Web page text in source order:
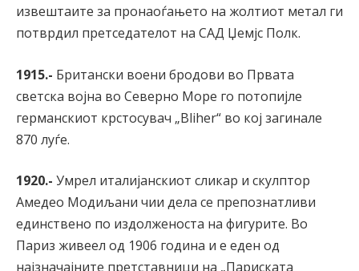
извештаите за пронаоѓањето на жолтиот метал ги
потврдил претседателот на САД Џемјс Полк.
1915.- Британски воени бродови во Првата
светска војна во Северно Море го потопијле
германскиот крстосувач „Bliher“ во кој загинале
870 луѓе.
1920.- Умрел италијанскиот сликар и скулптор
Амедео Модиљани чии дела се препознатливи
единствено по издолженоста на фигурите. Во
Париз живеел од 1906 година и е еден од
најзначајните претставници на „Париската